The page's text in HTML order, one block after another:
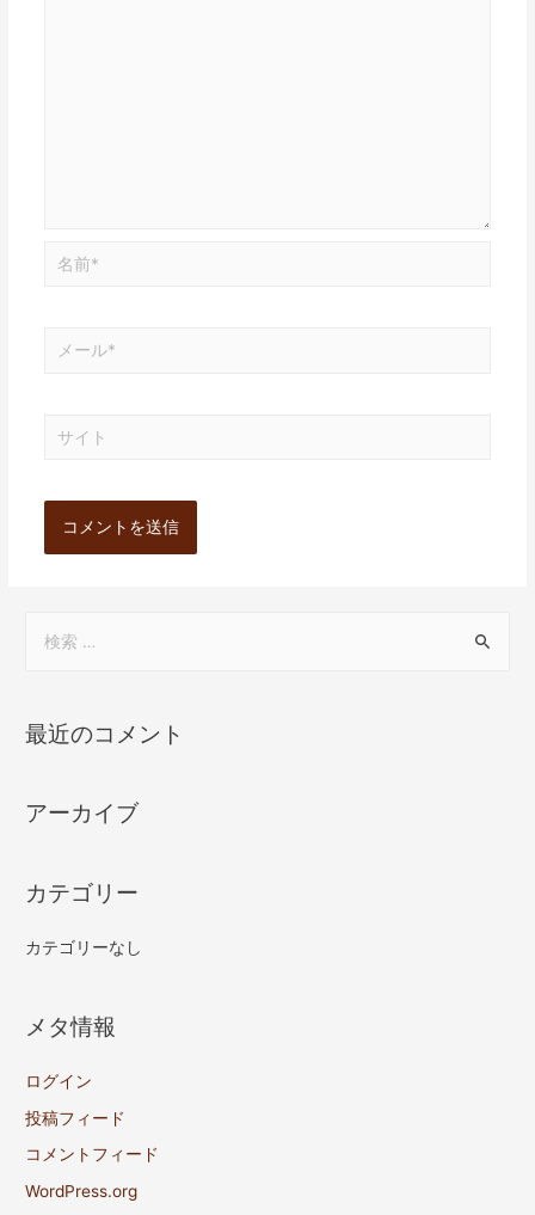
最近のコメント
アーカイブ
カテゴリー
カテゴリーなし
メタ情報
ログイン
投稿フィード
コメントフィード
WordPress.org